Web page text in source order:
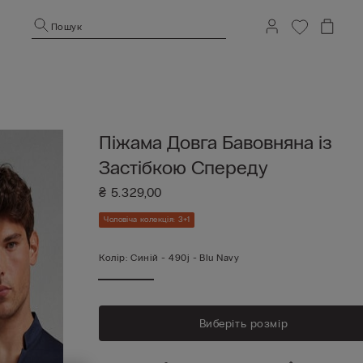
Пошук
Піжама Довга Бавовняна із
Застібкою Спереду
₴ 5.329,00
Чоловіча колекція: 3+1
Колір: Синій -490j - Blu Navy
Виберіть розмір